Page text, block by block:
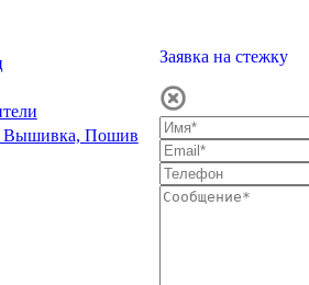
Вышивка, Пошив
Заявка на стежку